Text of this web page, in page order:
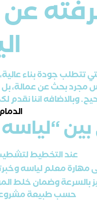
تتطلب جودة بناء
بحث عن عمالة،
وبالاضافه اننا نقدم
بين
عند التخطيط
معلم لياسه
بالسرعة وضمان خلط
حسب طبيعة